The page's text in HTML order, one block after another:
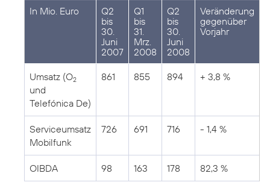
In Mio. Euro
Q2
bis
30.
Juni
2007
Q1
bis
31.
Mrz.
2008
Q2
bis
30.
Juni
2008
Veränderung
gegenüber
Vorjahr
Umsatz (O2
und
Telefónica De)
861 855 894 + 3,8 %
Serviceumsatz
Mobilfunk
726 691 716 - 1,4 %
OIBDA 98 163 178 82,3 %